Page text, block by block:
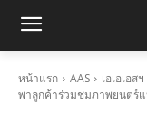
หน้าแรก AAS
เอเอเอ
พาลูกค้าร่วมชมภาพยนตร์แ